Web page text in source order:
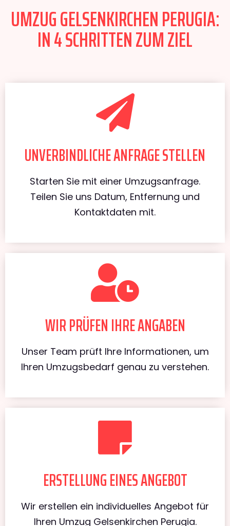
UMZUG GELSENKIRCHEN PERUGIA:
IN 4 SCHRITTEN ZUM ZIEL
UNVERBINDLICHE ANFRAGE STELLEN
Starten Sie mit einer Umzugsanfrage.
Teilen Sie uns Datum, Entfernung und
Kontaktdaten mit.
WIR PRÜFEN IHRE ANGABEN
Unser Team prüft Ihre Informationen, um
Ihren Umzugsbedarf genau zu verstehen.
ERSTELLUNG EINES ANGEBOT
Wir erstellen ein individuelles Angebot für
Ihren Umzug Gelsenkirchen Perugia.